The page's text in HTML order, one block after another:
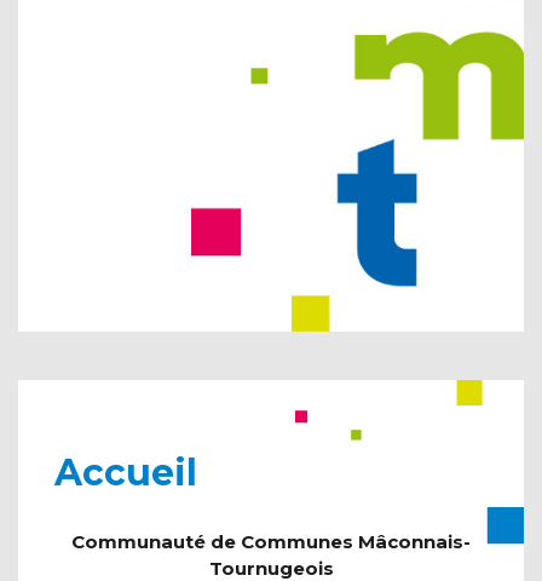
Accueil
Communauté de Communes Mâconnais-
Tournugeois